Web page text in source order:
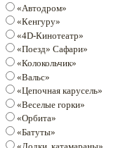
«Автодром»
«Кенгуру»
«4D-Кинотеатр»
«Поезд» Сафари»
«Колокольчик»
«Вальс»
«Цепочная карусель»
«Веселые горки»
«Орбита»
«Батуты»